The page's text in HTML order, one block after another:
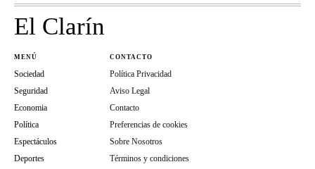
El Clarín
MENÚ
Sociedad
Seguridad
Economia
Política
Espectáculos
Deportes
CONTACTO
Política Privacidad
Aviso Legal
Contacto
Preferencias de cookies
Sobre Nosotros
Términos y condiciones